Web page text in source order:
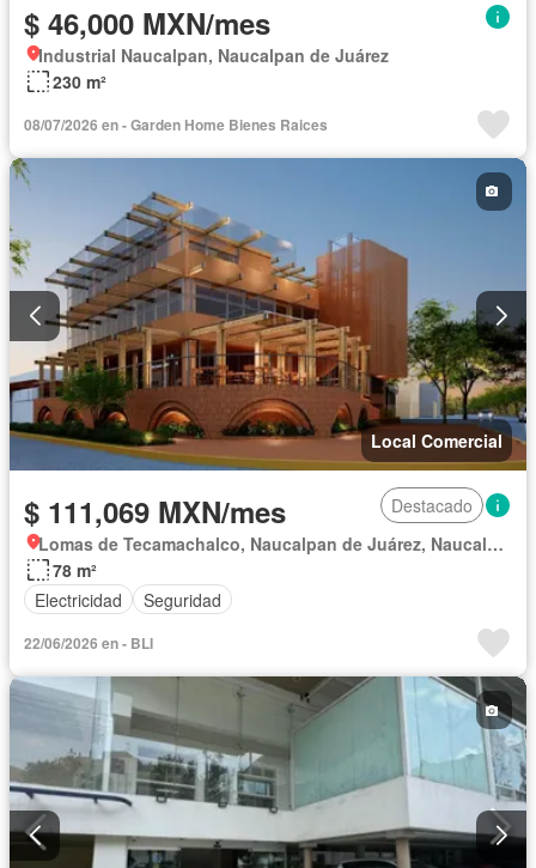
$ 46,000 MXN/mes
Industrial Naucalpan, Naucalpan de Juárez
230 m²
08/07/2026 en - Garden Home Bienes Rai­ces
Local Comercial
$ 111,069 MXN/mes
Destacado
Lomas de Tecamachalco, Naucalpan de Juárez, Naucalpan de Juárez
78 m²
Electricidad
Seguridad
22/06/2026 en - BLI